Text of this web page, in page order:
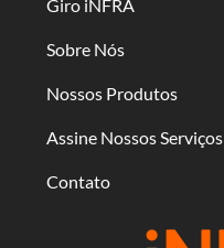
Giro iNFRA
Sobre Nós
Nossos Produtos
Assine Nossos Serviços
Contato